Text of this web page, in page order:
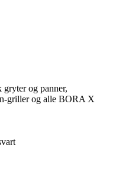
og panner,
griller og alle BORA X